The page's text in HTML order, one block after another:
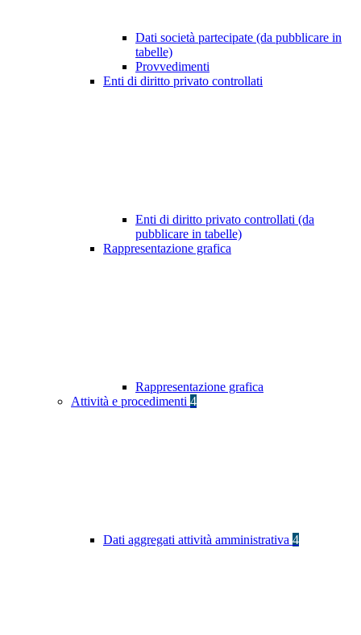
Dati società partecipate (da pubblicare in
tabelle)
Provvedimenti
Enti di diritto privato controllati
Enti di diritto privato controllati (da
pubblicare in tabelle)
Rappresentazione grafica
Rappresentazione grafica
Attività e procedimenti 4
Dati aggregati attività amministrativa 4